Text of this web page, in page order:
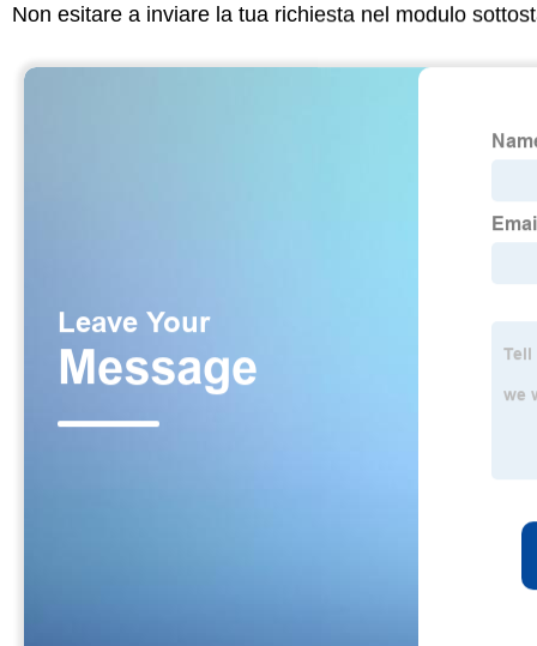
Non esitare a inviare la tua richiesta nel modulo